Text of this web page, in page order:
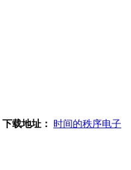
下载地址： 时间的秩序电子